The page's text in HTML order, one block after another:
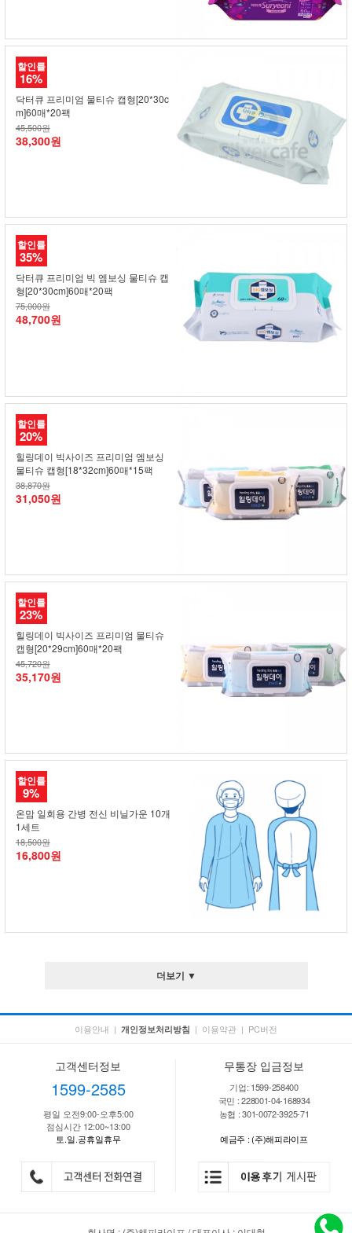
할인률
16%
닥터큐 프리미엄 물티슈 캡형[20*30c
m]60매*20팩
45,500원
38,300원
할인률
35%
닥터큐 프리미엄 빅 엠보싱 물티슈 캡
형[20*30cm]60매*20팩
75,000원
48,700원
할인률
20%
힐링데이 빅사이즈 프리미엄 엠보싱
물티슈 캡형[18*32cm]60매*15팩
38,870원
31,050원
할인률
23%
힐링데이 빅사이즈 프리미엄 물티슈
캡형[20*29cm]60매*20팩
45,720원
35,170원
할인률
9%
온맘 일회용 간병 전신 비닐가운 10개
1세트
18,500원
16,800원
더보기 ▼
이용안내 | 개인정보처리방침 | 이용약관 | PC버전
고객센터정보
1599-2585
평일 오전9:00-오후5:00
점심시간 12:00~13:00
토.일.공휴일휴무
무통장 입금정보
기업: 1599-258400
국민 : 228001-04-168934
농협 : 301-0072-3925-71
예금주 : (주)해피라이프